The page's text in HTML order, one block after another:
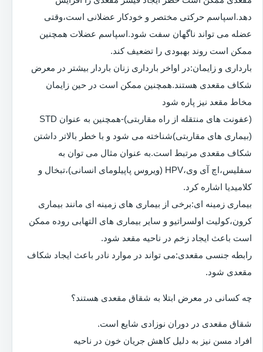
دهد.اسپاسم حرکتی مختصر و خودکار عضلانی است،وقتی
عضله می تواند ناگهان سفت شود.اسپاسم عضلات همچنین
ممکن است روند بهبودی را تضعیف کند.
بارداری و زایمان:در اواخر بارداری زنان باردار بیشتر در معرض
شکاف مقعدی هستند.همچنین ممکن است در حین زایمان
مخاط مقعد نیز پاره شود
(عفونت های منتقله از راه مقاربتی)-همچنین به عنوان STD
(بیماری های مقاربتی)شناخته می شود و با خطر بالاتر داشتن
شکاف مقعدی مرتبط است.به عنوان مثال می توان به
سفلیس،اچ آی وی،HPV (ویروس پاپیلومای انسانی)،تبخال و
کلامیدیا اشاره کرد.
بیماری زمینه ای:برخی از بیماری های زمینه ای مانند بیماری
کرون،کولیت اولسراتیو و سایر بیماری های التهابی روده ممکن
است باعث ایجاد زخم در ناحیه مقعد شود.
رابطه جنسی مقعدی:می تواند در موارد نادر باعث ایجاد شکاف
مقعدی شود.
چه کسانی در معرض ابتلا به شقاق مقعدی هستند؟
شقاق مقعدی در دوران نوزادی شایع است.
افراد مسن نیز به دلیل کاهش جریان خون در ناحیه